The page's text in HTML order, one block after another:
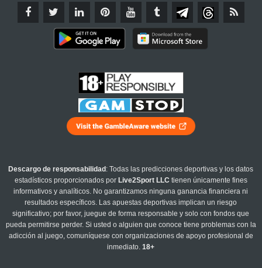
Descargo de responsabilidad : Todas las predicciones deportivas y los datos
estadísticos proporcionados por Live2Sport LLC tienen únicamente fines
informativos y analíticos. No garantizamos ninguna ganancia financiera ni
resultados específicos. Las apuestas deportivas implican un riesgo
significativo; por favor, juegue de forma responsable y solo con fondos que
pueda permitirse perder. Si usted o alguien que conoce tiene problemas con la
adicción al juego, comuníquese con organizaciones de apoyo profesional de
inmediato.18+